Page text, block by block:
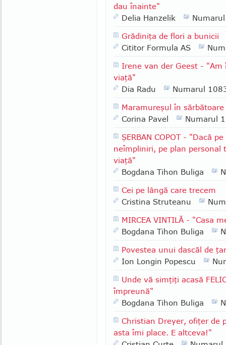
dau înainte"
Delia Hanzelik
Grădiniţa de flori a bunicii
Cititor Formula AS
Irene van der Geest -
viaţă"
Dia Radu
Numarul
Maramureşul în sărbătoare
Corina Pavel
Numarul
ŞERBAN COPOT - "Dacă
neîmpliniri, pe plan personal
viaţă"
Bogdana Tihon Buliga
Cei pe lângă care trecem
Cristina Struteanu
MIRCEA VINTILĂ - "Casa
Bogdana Tihon Buliga
Povestea unui dascăl de
Ion Longin Popescu
Unde vă simţiţi acasă
împreună"
Bogdana Tihon Buliga
Christian Dreyer, ofiţer de
asta îmi place. E altceva!"